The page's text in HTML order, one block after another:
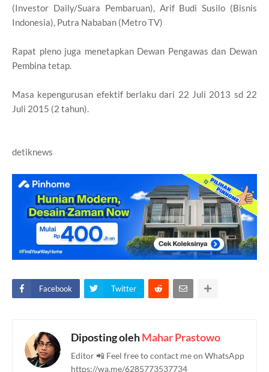
(Investor Daily/Suara Pembaruan), Arif Budi Susilo (Bisnis
Indonesia), Putra Nababan (Metro TV)
Rapat pleno juga menetapkan Dewan Pengawas dan Dewan
Pembina tetap.
Masa kepengurusan efektif berlaku dari 22 Juli 2013 sd 22
Juli 2015 (2 tahun).
detiknews
Facebook Twitter
Diposting olehMahar Prastowo
Editor 📲 Feel free to contact me on WhatsApp
https://wa.me/6285773537734